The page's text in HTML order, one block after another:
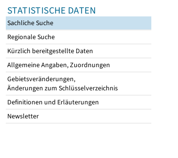
STATISTISCHE DATEN
Sachliche Suche
Regionale Suche
Kürzlich bereitgestellte Daten
Allgemeine Angaben, Zuordnungen
Gebietsveränderungen,
Änderungen zum Schlüsselverzeichnis
Definitionen und Erläuterungen
Newsletter